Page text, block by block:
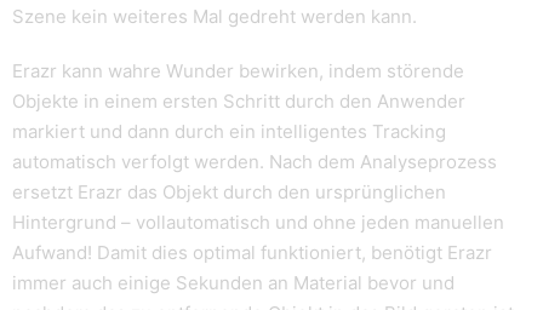
Szene kein weiteres Mal gedreht werden kann.
Erazr kann wahre Wunder bewirken, indem störende
Objekte in einem ersten Schritt durch den Anwender
markiert und dann durch ein intelligentes Tracking
automatisch verfolgt werden. Nach dem Analyseprozess
ersetzt Erazr das Objekt durch den ursprünglichen
Hintergrund – vollautomatisch und ohne jeden manuellen
Aufwand! Damit dies optimal funktioniert, benötigt Erazr
immer auch einige Sekunden an Material bevor und